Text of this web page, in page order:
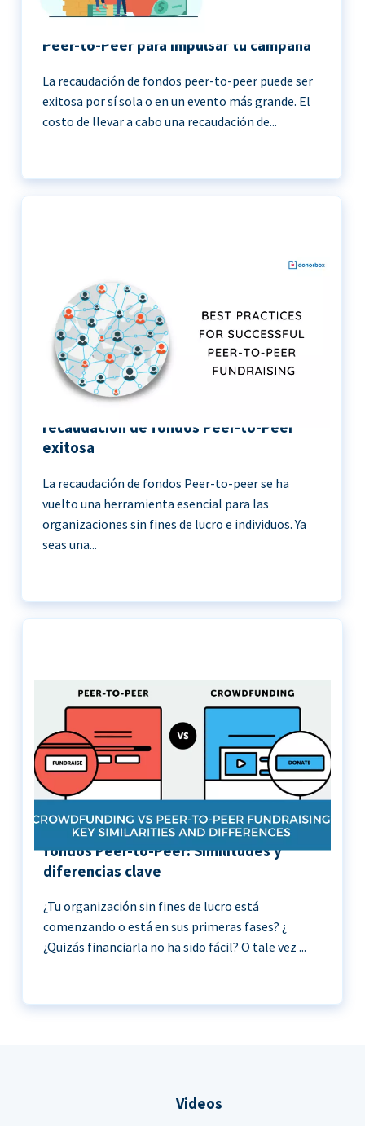
Peer-to-Peer para impulsar tu campaña
La recaudación de fondos peer-to-peer puede ser
exitosa por sí sola o en un evento más grande. El
costo de llevar a cabo una recaudación de...
11 Mejores prácticas para una
recaudación de fondos Peer-to-Peer
exitosa
La recaudación de fondos Peer-to-peer se ha
vuelto una herramienta esencial para las
organizaciones sin fines de lucro e individuos. Ya
seas una...
Crowdfunding vs Recaudación de
fondos Peer-to-Peer: Similitudes y
diferencias clave
¿Tu organización sin fines de lucro está
comenzando o está en sus primeras fases? ¿
¿Quizás financiarla no ha sido fácil? O tale vez ...
Videos